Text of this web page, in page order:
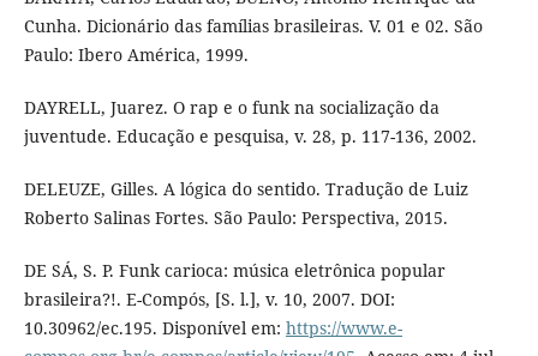
Cunha. Dicionário das famílias brasileiras. V. 01 e 02. São
Paulo: Ibero América, 1999.
DAYRELL, Juarez. O rap e o funk na socialização da
juventude. Educação e pesquisa, v. 28, p. 117-136, 2002.
DELEUZE, Gilles. A lógica do sentido. Tradução de Luiz
Roberto Salinas Fortes. São Paulo: Perspectiva, 2015.
DE SÁ, S. P. Funk carioca: música eletrônica popular
brasileira?!. E-Compós, [S. l.], v. 10, 2007. DOI:
10.30962/ec.195. Disponível em: https://www.e-